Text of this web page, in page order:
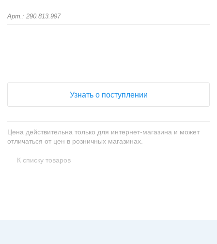
Арт.: 290.813.997
Узнать о поступлении
Цена действительна только для интернет-магазина и может
отличаться от цен в розничных магазинах.
К списку товаров